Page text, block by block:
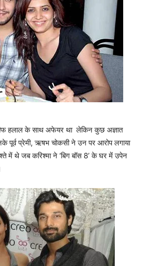
हलाल के साथ अफेयर था लेकिन कुछ अज्ञात
पूर्व प्रेमी, ऋषभ चोकसी ने उन पर आरोप लगाया
में थे जब करिश्मा ने ‘बिग बॉस 8’ के घर में उपेन